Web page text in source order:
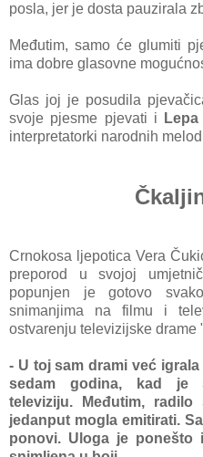
posla, jer je dosta pauzirala
Međutim, samo će glumiti
ima dobre glasovne
Glas joj je posudila
svoje pjesme pjevati i
interpretatorki narodnih
Crnokosa ljepotica Vera
preporod u svojoj
popunjen je gotovo
snimanjima na filmu i
ostvarenju televizijske drame
- U toj sam drami već
sedam godina, kad je
televiziju. Međutim,
jedanput mogla emitirati.
ponovi. Uloga je ponešto